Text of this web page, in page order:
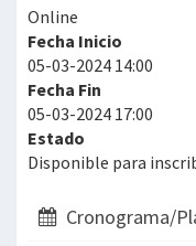
Online
Fecha Inicio
05-03-2024 14:00
Fecha Fin
05-03-2024 17:00
Estado
Disponible para
Cronograma/